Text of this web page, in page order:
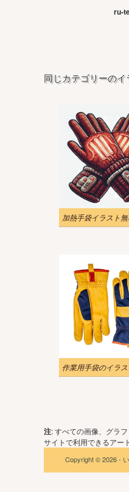
ru-
同じカテゴリーのイ
加熱手袋イラスト
作業用手袋のイラス
注: すべての画像、グラ
サイトで利用できるアー
Copyright © 2026 -